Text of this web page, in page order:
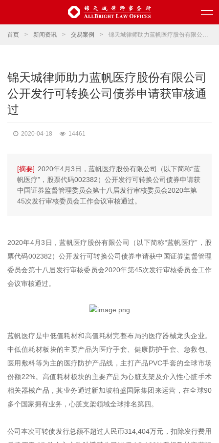
首页 > 新闻资讯 > 交易案例 > 锦天城律师助力蓝帆医疗股份有限公司公开发行可转换公司债券申请获审核通过
锦天城律师助力蓝帆医疗股份有限公司
公开发行可转换公司债券申请获审核通
过
2020-04-18 14461
[摘要] 2020年4月3日，蓝帆医疗股份有限公司（以下简称“蓝
帆医疗”，股票代码002382）公开发行可转换公司债券申请获
中国证券监督管理委员会第十八届发行审核委员会2020年第
45次发行审核委员会工作会议审核通过。
2020年4月3日，蓝帆医疗股份有限公司（以下简称“蓝帆医疗”，股
票代码002382）公开发行可转换公司债券申请获中国证券监督管理
委员会第十八届发行审核委员会2020年第45次发行审核委员会工作
会议审核通过。
蓝帆医疗是中低值耗材和高值耗材完整布局的医疗器械龙头企业。
中低值耗材板块的主要产品为医疗手套、健康防护手套、急救包、
医用敷料等为主的医疗防护产品线，主打产品PVC手套的全球市场
份额22%。高值耗材板块的主要产品为心脏支架及介入性心脏手术
相关器械产品，其业务通过新加坡柏盛国际集团来运营，在全球90
多个国家拥有业务，心脏支架领域全球排名第四。
公司本次可转债发行总额不超过人民币314,404万元，扣除发行费用